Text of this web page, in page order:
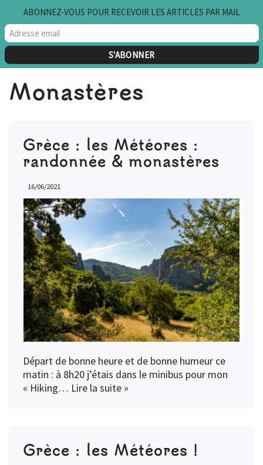
Aller
au
Monastères
Grèce : les Météores :
randonnée & monastères
16/06/2021
Départ de bonne heure et de bonne humeur ce
matin : à 8h20 j’étais dans le minibus pour mon
« Hiking… Lire la suite »
Grèce : les Météores !
ABONNEZ-VOUS POUR RECEVOIR LES ARTICLES PAR MAIL